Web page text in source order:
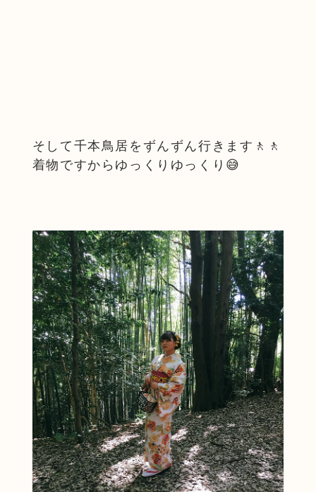
そして千本鳥居をずんずん行きます🚶🚶
着物ですからゆっくりゆっくり😅